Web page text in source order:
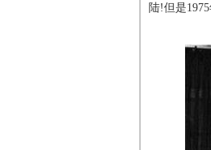
陆!但是